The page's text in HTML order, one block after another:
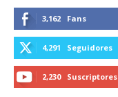
3,162 Fans
4,291 Seguidores
2,230 Suscriptores